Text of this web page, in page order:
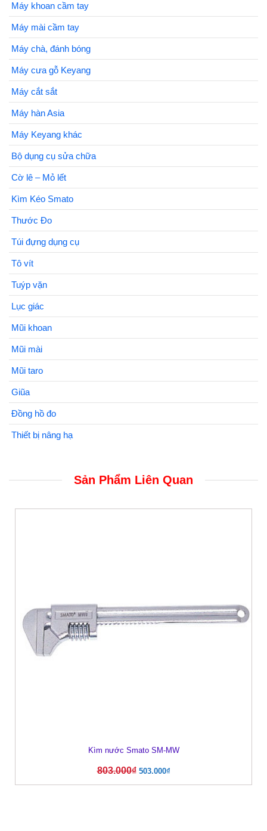
Máy khoan cầm tay
Máy mài cầm tay
Máy chà, đánh bóng
Máy cưa gỗ Keyang
Máy cắt sắt
Máy hàn Asia
Máy Keyang khác
Bộ dụng cụ sửa chữa
Cờ lê – Mỏ lết
Kìm Kéo Smato
Thước Đo
Túi đựng dụng cụ
Tô vít
Tuýp vặn
Lục giác
Mũi khoan
Mũi mài
Mũi taro
Giũa
Đồng hồ đo
Thiết bị nâng hạ
Sản Phẩm Liên Quan
Kìm nước Smato SM-MW
803.000₫ 503.000₫